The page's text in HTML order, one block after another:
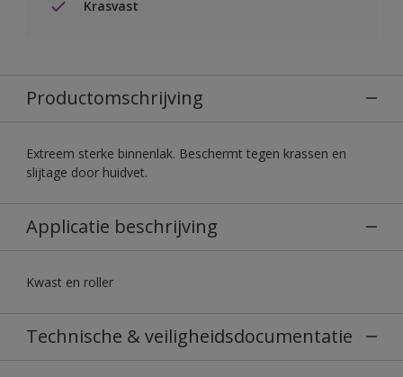
Krasvast
Productomschrijving
Extreem sterke binnenlak. Beschermt tegen krassen en
slijtage door huidvet.
Applicatie beschrijving
Kwast en roller
Technische & veiligheidsdocumentatie